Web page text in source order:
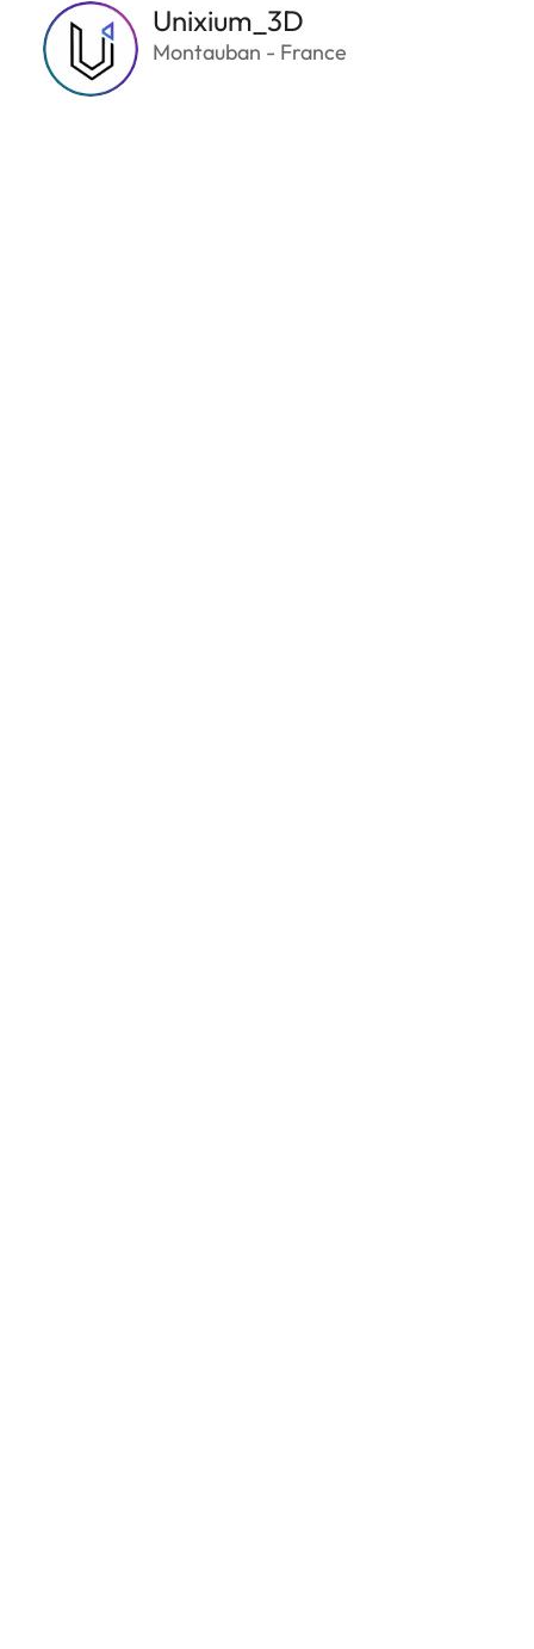
Unixium_3D
Montauban - France